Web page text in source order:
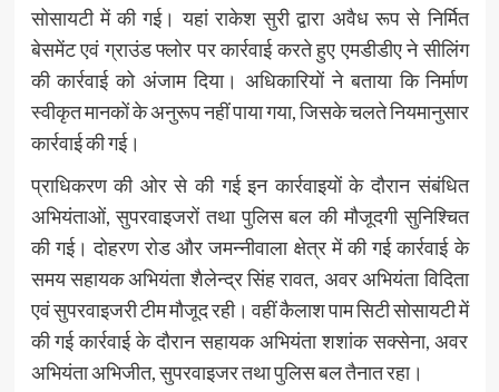
सोसायटी में की गई। यहां राकेश सुरी द्वारा अवैध रूप से निर्मित
बेसमेंट एवं ग्राउंड फ्लोर पर कार्रवाई करते हुए एमडीडीए ने सीलिंग
की कार्रवाई को अंजाम दिया। अधिकारियों ने बताया कि निर्माण
स्वीकृत मानकों के अनुरूप नहीं पाया गया, जिसके चलते नियमानुसार
कार्रवाई की गई।
प्राधिकरण की ओर से की गई इन कार्रवाइयों के दौरान संबंधित
अभियंताओं, सुपरवाइजरों तथा पुलिस बल की मौजूदगी सुनिश्चित
की गई। दोहरण रोड और जमन्नीवाला क्षेत्र में की गई कार्रवाई के
समय सहायक अभियंता शैलेन्द्र सिंह रावत, अवर अभियंता विदिता
एवं सुपरवाइजरी टीम मौजूद रही। वहीं कैलाश पाम सिटी सोसायटी में
की गई कार्रवाई के दौरान सहायक अभियंता शशांक सक्सेना, अवर
अभियंता अभिजीत, सुपरवाइजर तथा पुलिस बल तैनात रहा।